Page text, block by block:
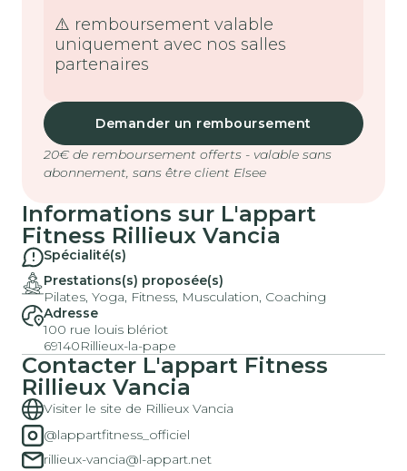
⚠️ remboursement valable
uniquement avec nos salles
partenaires
Demander un remboursement
20€ de remboursement offerts - valable sans
abonnement, sans être client Elsee
Informations sur L'appart
Fitness Rillieux Vancia
Spécialité(s)
Prestations(s) proposée(s)
Pilates, Yoga, Fitness, Musculation, Coaching
Adresse
100 rue louis blériot
69140Rillieux-la-pape
Contacter L'appart Fitness
Rillieux Vancia
Visiter le site de Rillieux Vancia
@lappartfitness_officiel
rillieux-vancia@l-appart.net